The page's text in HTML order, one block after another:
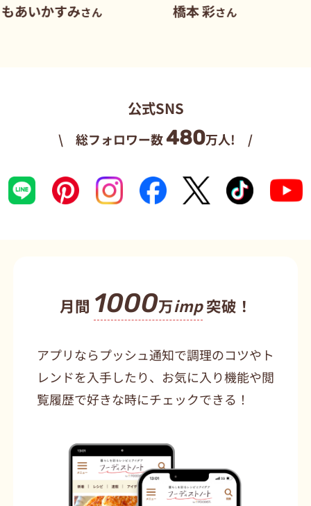
みさん さん
公式SNS
\ 総フォロワー数480万人! /
月間 1000万imp突破！
アプリならプッシュ通知で調理のコツやト
レンドを入手したり、お気に入り機能や閲
覧履歴で好きな時にチェックできる！